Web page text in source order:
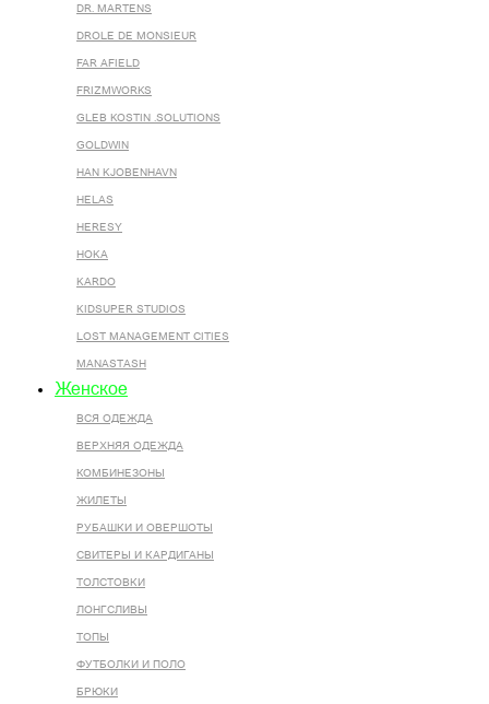
DR. MARTENS
DROLE DE MONSIEUR
FAR AFIELD
FRIZMWORKS
GLEB KOSTIN .SOLUTIONS
GOLDWIN
HAN KJOBENHAVN
HELAS
HERESY
HOKA
KARDO
KIDSUPER STUDIOS
LOST MANAGEMENT CITIES
MANASTASH
Женское
ВСЯ ОДЕЖДА
ВЕРХНЯЯ ОДЕЖДА
КОМБИНЕЗОНЫ
ЖИЛЕТЫ
РУБАШКИ И ОВЕРШОТЫ
СВИТЕРЫ И КАРДИГАНЫ
ТОЛСТОВКИ
ЛОНГСЛИВЫ
ТОПЫ
ФУТБОЛКИ И ПОЛО
БРЮКИ